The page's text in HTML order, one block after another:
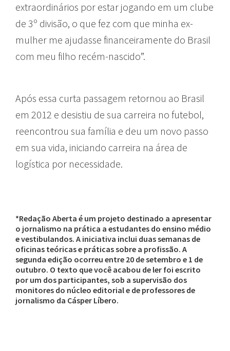
extraordinários por estar jogando em um clube
de 3º divisão, o que fez com que minha ex-
mulher me ajudasse financeiramente do Brasil
com meu filho recém-nascido”.
Após essa curta passagem retornou ao Brasil
em 2012 e desistiu de sua carreira no futebol,
reencontrou sua família e deu um novo passo
em sua vida, iniciando carreira na área de
logística por necessidade.
*Redação Aberta é um projeto destinado a apresentar
o jornalismo na prática a estudantes do ensino médio
e vestibulandos. A iniciativa inclui duas semanas de
oficinas teóricas e práticas sobre a profissão. A
segunda edição ocorreu entre 20 de setembro e 1 de
outubro. O texto que você acabou de ler foi escrito
por um dos participantes, sob a supervisão dos
monitores do núcleo editorial e de professores de
jornalismo da Cásper Líbero.